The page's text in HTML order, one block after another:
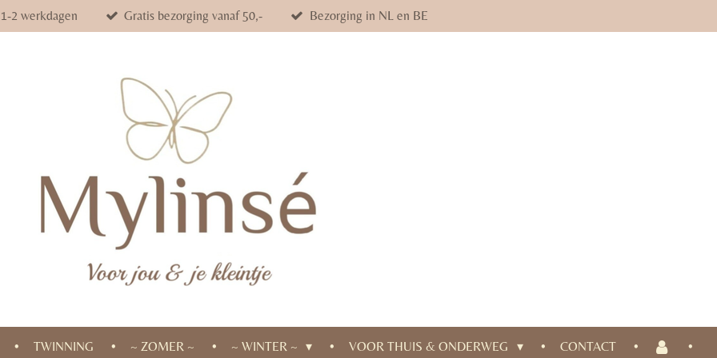
2 werkdagen Gratis bezorging vanaf 50,- Bezorging in NL en BE
TWINNING ~ ZOMER ~ ~ WINTER ~ VOOR THUIS & ONDERWEG CONTACT